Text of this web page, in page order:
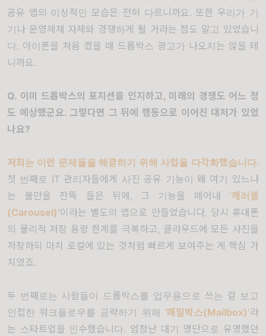
공유 앱의 이상적인 모습은 전혀 다르니까요. 또한 우리가 기
기나 운영체제 자체와 경쟁하게 될 거라는 점도 알고 있었습니
다. 아이폰을 처음 켰을 때 드롭박스 광고가 나오지는 않을 테
니까요.
Q. 이미 드롭박스의 포지션을 인지하고, 미래의 경쟁도 어느 정
도 예상했군요. 그렇다면 그 뒤에 행동으로 이어진 대처가 있었
나요?
저희는 이런 문제들을 해결하기 위해 사업을 다각화했습니다.
첫 번째로 IT 관리자들에게 사진 공유 기능이 왜 여기 있느냐
는 불만을 잔뜩 들은 뒤에 , 그 기능을 떼어내 ‘캐러셀
(Carousel)’이라는 별도의 앱으로 만들었습니다. 당시 휴대폰
의 물리적 저장 용량 한계를 극복하고, 클라우드에 모든 사진을
저장하되 마치 로컬에 있는 것처럼 빠르게 보여주는 게 핵심 가
치였죠.
두 번째로는 사람들이 드롭박스를 업무용으로 쓰는 걸 보고
인접한 워크플로우를 공략하기 위해 ‘메일박스(Mailbox)’라
는 스타트업을 인수했습니다. 엄청난 대기 명단으로 유명했던